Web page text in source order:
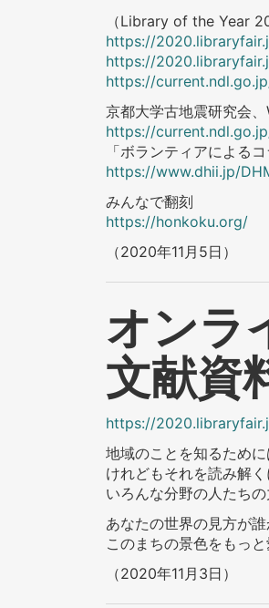
（Library of the Year
https://
https://
https://
京都大学古地震研究会
https://
「ボランティアによる
https://www.dhii.jp/
みんなで翻刻
https://honkoku.org/
（2020年11月5日）
オンラ
文献資
https://
地域のことを知るために
けれどもそれを読み解
いろんな分野の人たち
あなたの世界の見方が
このまちの景色をもっ
（2020年11月3日）